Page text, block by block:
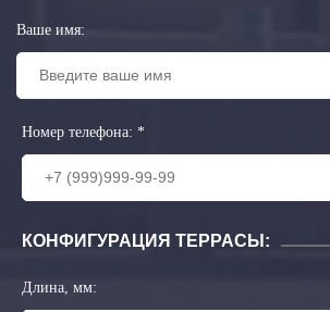
Ваше имя:
Номер телефона: *
КОНФИГУРАЦИЯ ТЕРРАСЫ:
Длина, мм: